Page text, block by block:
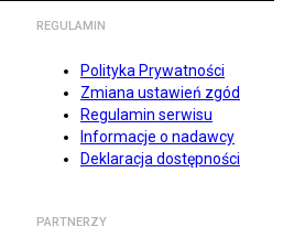
REGULAMIN
Polityka Prywatności
Zmiana ustawień zgód
Regulamin serwisu
Informacje o nadawcy
Deklaracja dostępności
PARTNERZY